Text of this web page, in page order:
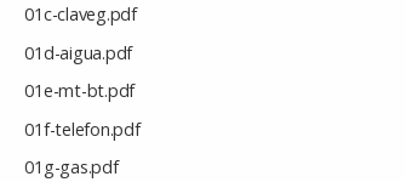
01c-claveg.pdf
01d-aigua.pdf
01e-mt-bt.pdf
01f-telefon.pdf
01g-gas.pdf